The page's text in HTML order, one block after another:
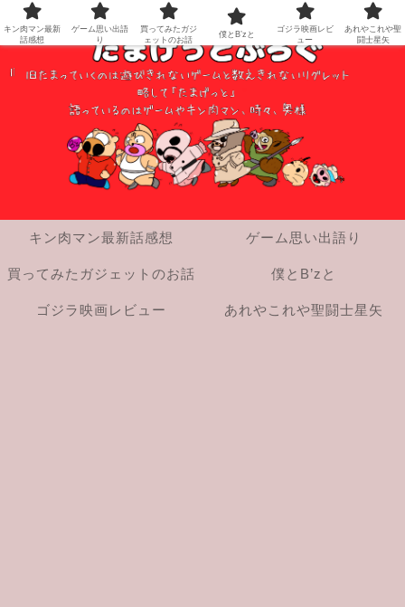
キン肉マン最新話感想 ゲーム思い出語り
買ってみたガジェットのお話 僕とB’zと
ゴジラ映画レビュー あれやこれや聖闘士星矢
キン肉マン最新
話感想
ゲーム思い出語
り
買ってみたガジ
ェットのお話
僕とB’zと
ゴジラ映画レビ
ュー
あれやこれや聖
闘士星矢